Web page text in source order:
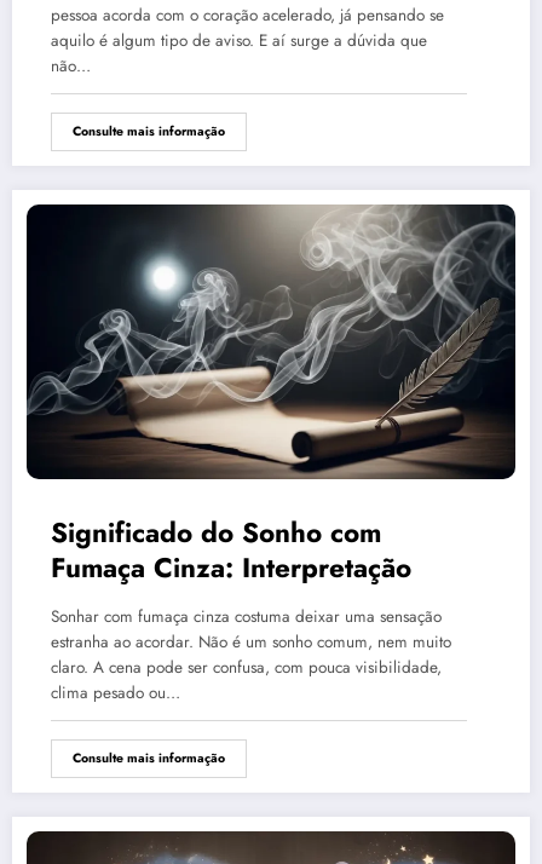
pessoa acorda com o coração acelerado, já pensando se
aquilo é algum tipo de aviso. E aí surge a dúvida que
não…
Consulte mais informação
Significado do Sonho com
Fumaça Cinza: Interpretação
Sonhar com fumaça cinza costuma deixar uma sensação
estranha ao acordar. Não é um sonho comum, nem muito
claro. A cena pode ser confusa, com pouca visibilidade,
clima pesado ou…
Consulte mais informação